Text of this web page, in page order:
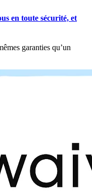
en toute sécurité, et
garanties qu’un